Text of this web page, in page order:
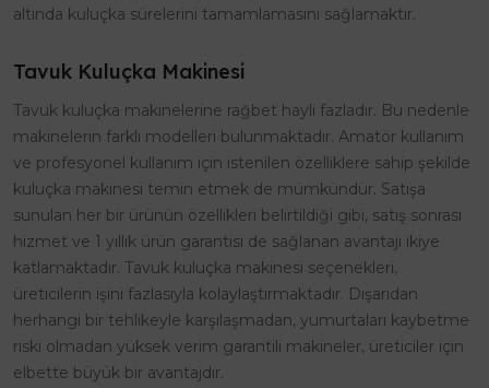
altında kuluçka sürelerini tamamlamasını sağlamaktır.
Tavuk Kuluçka Makinesi
Tavuk kuluçka makinelerine rağbet hayli fazladır. Bu nedenle
makinelerin farklı modelleri bulunmaktadır. Amatör kullanım
ve profesyonel kullanım için istenilen özelliklere sahip şekilde
kuluçka makinesi temin etmek de mümkündür. Satışa
sunulan her bir ürünün özellikleri belirtildiği gibi, satış sonrası
hizmet ve 1 yıllık ürün garantisi de sağlanan avantajı ikiye
katlamaktadır. Tavuk kuluçka makinesi seçenekleri,
üreticilerin işini fazlasıyla kolaylaştırmaktadır. Dışarıdan
herhangi bir tehlikeyle karşılaşmadan, yumurtaları kaybetme
riski olmadan yüksek verim garantili makineler, üreticiler için
elbette büyük bir avantajdır.